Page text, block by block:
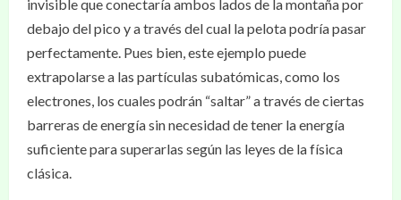
invisible que conectaría ambos lados de la montaña por
debajo del pico y a través del cual la pelota podría pasar
perfectamente. Pues bien, este ejemplo puede
extrapolarse a las partículas subatómicas, como los
electrones, los cuales podrán “saltar” a través de ciertas
barreras de energía sin necesidad de tener la energía
suficiente para superarlas según las leyes de la física
clásica.